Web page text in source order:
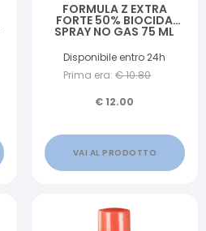
FORMULA Z EXTRA
FORTE 50% BIOCIDA
SPRAY NO GAS 75 ML
Disponibile entro 24h
Prima era: €10.80
€12.00
VAI AL PRODOTTO